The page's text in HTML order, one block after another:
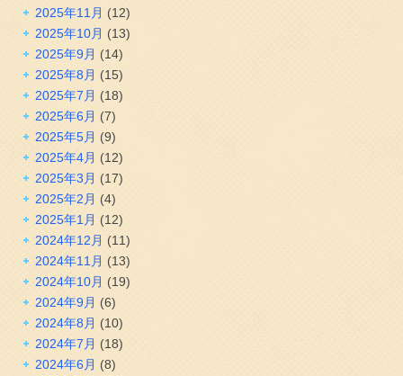
2025年11月 (12)
2025年10月 (13)
2025年9月 (14)
2025年8月 (15)
2025年7月 (18)
2025年6月 (7)
2025年5月 (9)
2025年4月 (12)
2025年3月 (17)
2025年2月 (4)
2025年1月 (12)
2024年12月 (11)
2024年11月 (13)
2024年10月 (19)
2024年9月 (6)
2024年8月 (10)
2024年7月 (18)
2024年6月 (8)